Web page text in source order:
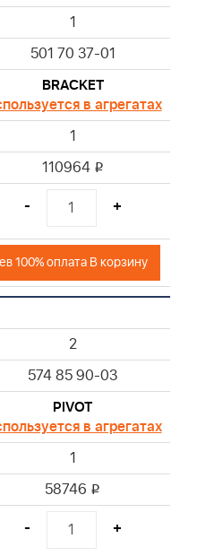
23
24
1
501 70 37-01
BRACKET
в агрегатах
1
110964 i
- +
100% оплата В корзину
2
574 85 90-03
PIVOT
в агрегатах
1
58746 i
- +